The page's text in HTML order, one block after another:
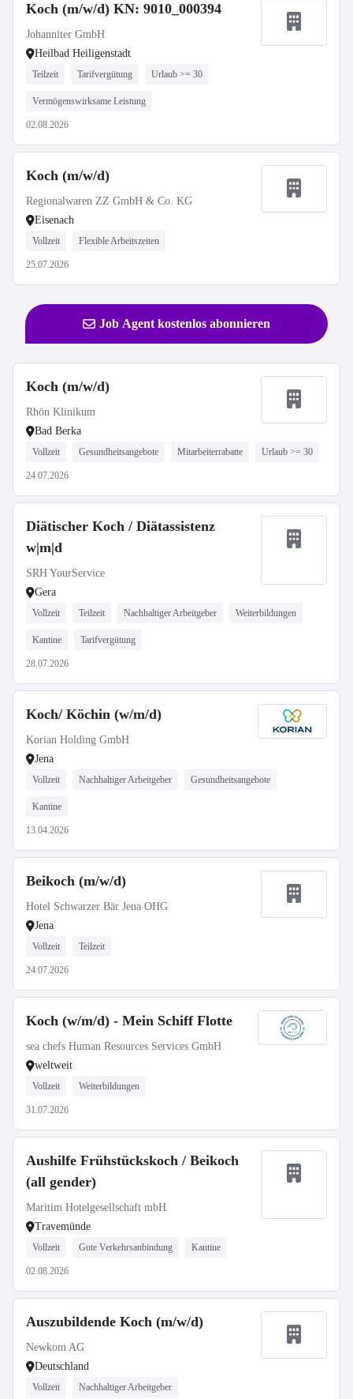
Koch (m/w/d) KN: 9010_000394
Johanniter GmbH
Heilbad Heiligenstadt
Teilzeit Tarifvergütung Urlaub >= 30
Vermögenswirksame Leistung
02.08.2026
Koch (m/w/d)
Regionalwaren ZZ GmbH & Co. KG
Eisenach
Vollzeit Flexible Arbeitszeiten
25.07.2026
Job Agent kostenlos abonnieren
Koch (m/w/d)
Rhön Klinikum
Bad Berka
Vollzeit Gesundheitsangebote Mitarbeiterrabatte Urlaub >= 30
24.07.2026
Diätischer Koch / Diätassistenz
w|m|d
SRH YourService
Gera
Vollzeit Teilzeit Nachhaltiger Arbeitgeber Weiterbildungen
Kantine Tarifvergütung
28.07.2026
Koch/ Köchin (w/m/d)
Korian Holding GmbH
Jena
Vollzeit Nachhaltiger Arbeitgeber Gesundheitsangebote
Kantine
13.04.2026
Beikoch (m/w/d)
Hotel Schwarzer Bär Jena OHG
Jena
Vollzeit Teilzeit
24.07.2026
Koch (w/m/d) - Mein Schiff Flotte
sea chefs Human Resources Services GmbH
weltweit
Vollzeit Weiterbildungen
31.07.2026
Aushilfe Frühstückskoch / Beikoch
(all gender)
Maritim Hotelgesellschaft mbH
Travemünde
Vollzeit Gute Verkehrsanbindung Kantine
02.08.2026
Auszubildende Koch (m/w/d)
Newkom AG
Deutschland
Vollzeit Nachhaltiger Arbeitgeber